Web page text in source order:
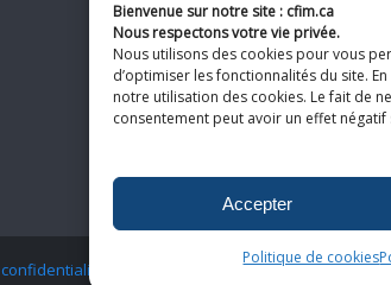
Bienvenue sur notre site : cfim.ca
Nous respectons votre vie privée.
Nous utilisons des cookies pour vous
d’optimiser les fonctionnalités du site.
notre utilisation des cookies. Le fait de
consentement peut avoir un effet
Accepter
Politique de cookies